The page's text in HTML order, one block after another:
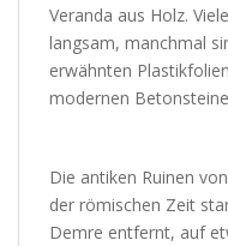
Veranda aus Holz.
langsam, manchmal
erwähnten
modernen
Die antiken Ruinen
der römischen Zeit
Demre entfernt, auf